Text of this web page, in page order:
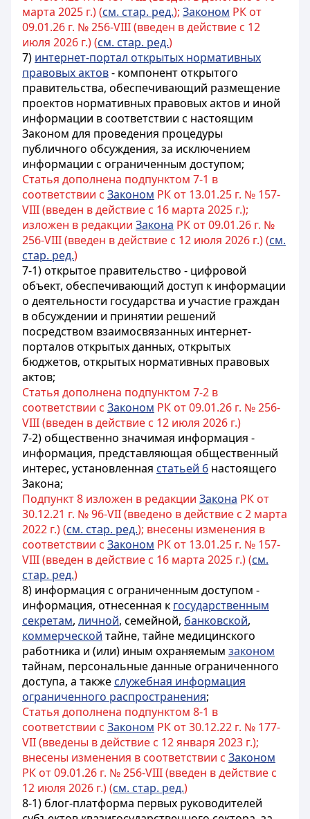
марта 2025 г.) (см. стар. ред.); Законом РК от
09.01.26 г. № 256-VIII (введен в действие с 12
июля 2026 г.) (см. стар. ред.)
7) интернет-портал открытых нормативных
правовых актов- компонент открытого
правительства, обеспечивающий размещение
проектов нормативных правовых актов и иной
информации в соответствии с настоящим
Законом для проведения процедуры
публичного обсуждения, за исключением
информации с ограниченным доступом;
Статья дополнена подпунктом 7-1 в
соответствии с Законом РК от 13.01.25 г. № 157-
VIII (введен в действие с 16 марта 2025 г.);
изложен в редакции Закона РК от 09.01.26 г. №
256-VIII (введен в действие с 12 июля 2026 г.) (см.
стар. ред.)
7-1) открытое правительство - цифровой
объект, обеспечивающий доступ к информации
о деятельности государства и участие граждан
в обсуждении и принятии решений
посредством взаимосвязанных интернет-
порталов открытых данных, открытых
бюджетов, открытых нормативных правовых
актов;
Статья дополнена подпунктом 7-2 в
соответствии с Законом РК от 09.01.26 г. № 256-
VIII (введен в действие с 12 июля 2026 г.)
7-2) общественно значимая информация -
информация, представляющая общественный
интерес, установленная статьей 6 настоящего
Закона;
Подпункт 8 изложен в редакции Закона РК от
30.12.21 г. № 96-VII (введено в действие с 2 марта
2022 г.) (см. стар. ред.); внесены изменения в
соответствии с Законом РК от 13.01.25 г. № 157-
VIII (введен в действие с 16 марта 2025 г.) (см.
стар. ред.)
8) информация с ограниченным доступом -
информация, отнесенная к государственным
секретам, личной, семейной, банковской,
коммерческой тайне, тайне медицинского
работника и (или) иным охраняемым законом
тайнам, персональные данные ограниченного
доступа, а также служебная информация
ограниченного распространения;
Статья дополнена подпунктом 8-1 в
соответствии с Законом РК от 30.12.22 г. № 177-
VII (введены в действие с 12 января 2023 г.);
внесены изменения в соответствии с Законом
РК от 09.01.26 г. № 256-VIII (введен в действие с
12 июля 2026 г.) (см. стар. ред.)
8-1) блог-платформа первых руководителей